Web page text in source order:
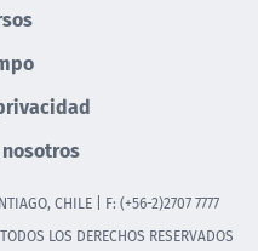
CHILE | F: (+56-2)2707 7777
LOS DERECHOS RESERVADOS